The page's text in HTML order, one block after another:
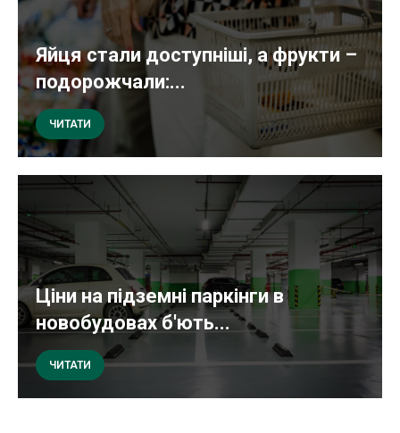
Яйця стали доступніші, а фрукти –
подорожчали:...
ЧИТАТИ
Ціни на підземні паркінги в
новобудовах б'ють...
ЧИТАТИ